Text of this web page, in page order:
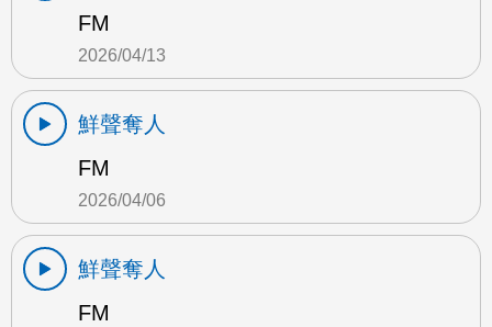
FM
2026/04/13
鮮聲奪人
FM
2026/04/06
鮮聲奪人
FM